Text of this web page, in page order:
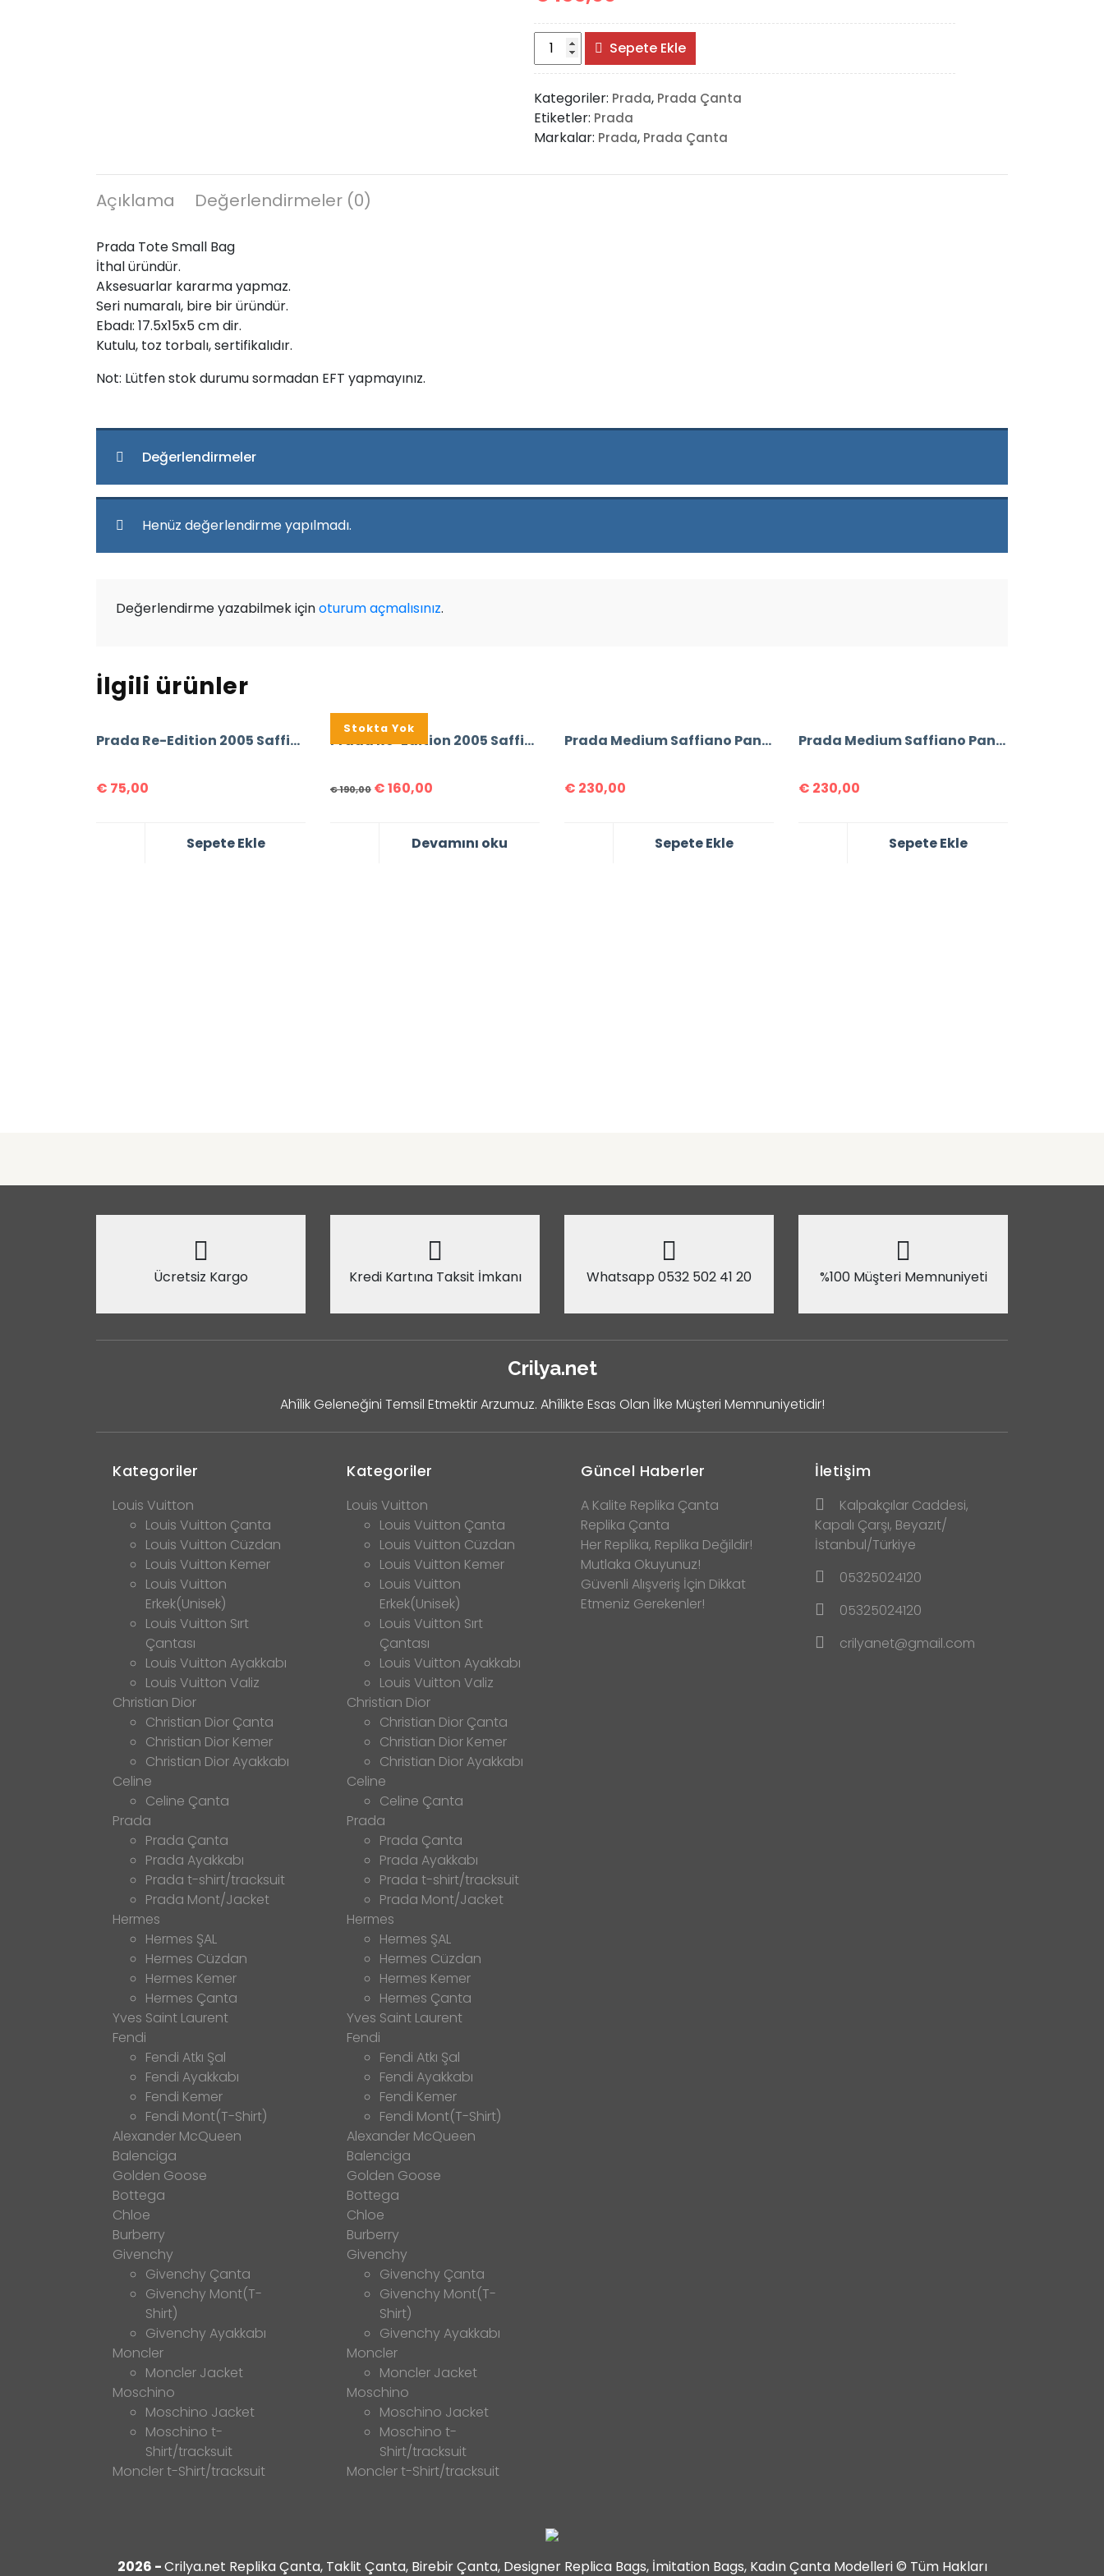
Prada
Tote
Small
Bag
adet
Sepete Ekle
Kategoriler: Prada, Prada Çanta
Etiketler: Prada
Markalar: Prada, Prada Çanta
Açıklama Değerlendirmeler (0)
Prada Tote Small Bag
İthal üründür.
Aksesuarlar kararma yapmaz.
Seri numaralı, bire bir üründür.
Ebadı: 17.5x15x5 cm dir.
Kutulu, toz torbalı, sertifikalıdır.
Not: Lütfen stok durumu sormadan EFT yapmayınız.
Değerlendirmeler
Henüz değerlendirme yapılmadı.
Değerlendirme yazabilmek içinoturum açmalısınız.
İlgili ürünler
Prada Re-Edition 2005 Saffiano Leather Bag
€ 75,00
Sepete Ekle
%16
Stokta Yok
Prada Re-Edition 2005 Saffiano Leather Bag
€190,00 €160,00
Devamını oku
Prada Medium Saffiano Panier Bag
€ 230,00
Sepete Ekle
Prada Medium Saffiano Panier Bag
€ 230,00
Sepete Ekle
Ücretsiz Kargo Kredi Kartına Taksit İmkanı Whatsapp 0532 502 41 20 %100 Müşteri Memnuniyeti
Crilya.net
Ahîlik Geleneğini Temsil Etmektir Arzumuz. Ahîlikte Esas Olan İlke Müşteri Memnuniyetidir!
Kategoriler
Louis Vuitton
Louis Vuitton Çanta
Louis Vuitton Cüzdan
Louis Vuitton Kemer
Louis Vuitton
Erkek(Unisek)
Louis Vuitton Sırt
Çantası
Louis Vuitton Ayakkabı
Louis Vuitton Valiz
Christian Dior
Christian Dior Çanta
Christian Dior Kemer
Christian Dior Ayakkabı
Celine
Celine Çanta
Prada
Prada Çanta
Prada Ayakkabı
Prada t-shirt/tracksuit
Prada Mont/Jacket
Hermes
Hermes ŞAL
Hermes Cüzdan
Hermes Kemer
Hermes Çanta
Yves Saint Laurent
Fendi
Fendi Atkı Şal
Fendi Ayakkabı
Fendi Kemer
Fendi Mont(T-Shirt)
Alexander McQueen
Balenciga
Golden Goose
Bottega
Chloe
Burberry
Givenchy
Givenchy Çanta
Givenchy Mont(T-
Shirt)
Givenchy Ayakkabı
Moncler
Moncler Jacket
Moschino
Moschino Jacket
Moschino t-
Shirt/tracksuit
Moncler t-Shirt/tracksuit
Kategoriler
Louis Vuitton
Louis Vuitton Çanta
Louis Vuitton Cüzdan
Louis Vuitton Kemer
Louis Vuitton
Erkek(Unisek)
Louis Vuitton Sırt
Çantası
Louis Vuitton Ayakkabı
Louis Vuitton Valiz
Christian Dior
Christian Dior Çanta
Christian Dior Kemer
Christian Dior Ayakkabı
Celine
Celine Çanta
Prada
Prada Çanta
Prada Ayakkabı
Prada t-shirt/tracksuit
Prada Mont/Jacket
Hermes
Hermes ŞAL
Hermes Cüzdan
Hermes Kemer
Hermes Çanta
Yves Saint Laurent
Fendi
Fendi Atkı Şal
Fendi Ayakkabı
Fendi Kemer
Fendi Mont(T-Shirt)
Alexander McQueen
Balenciga
Golden Goose
Bottega
Chloe
Burberry
Givenchy
Givenchy Çanta
Givenchy Mont(T-
Shirt)
Givenchy Ayakkabı
Moncler
Moncler Jacket
Moschino
Moschino Jacket
Moschino t-
Shirt/tracksuit
Moncler t-Shirt/tracksuit
Güncel Haberler
A Kalite Replika Çanta
Replika Çanta
Her Replika, Replika Değildir!
Mutlaka Okuyunuz!
Güvenli Alışveriş İçin Dikkat
Etmeniz Gerekenler!
İletişim
Kalpakçılar Caddesi,
Kapalı Çarşı, Beyazıt/
İstanbul/Türkiye
05325024120
05325024120
crilyanet@gmail.com
2026 -Crilya.net Replika Çanta, Taklit Çanta, Birebir Çanta, Designer Replica Bags, İmitation Bags, Kadın Çanta Modelleri © Tüm Hakları